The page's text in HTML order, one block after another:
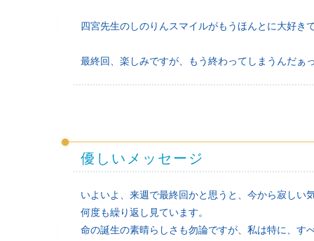
四宮先生のしのりんスマイルがもうほんとに大好き
最終回、楽しみですが、もう終わってしまうんだぁ
優しいメッセージ
いよいよ、来週で最終回かと思うと、今から寂しい
何度も繰り返し見ています。
命の誕生の素晴らしさも勿論ですが、私は特に、す